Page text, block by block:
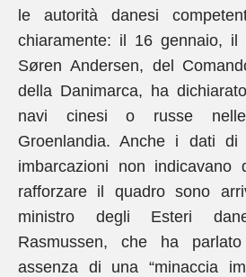
le autorità danesi
chiaramente: il 16 gennaio, il
Søren Andersen, del
della Danimarca, ha
navi cinesi o russe
Groenlandia. Anche i dati di
imbarcazioni non indicavano
rafforzare il quadro sono
ministro degli Esteri
Rasmussen, che ha
assenza di una “minaccia